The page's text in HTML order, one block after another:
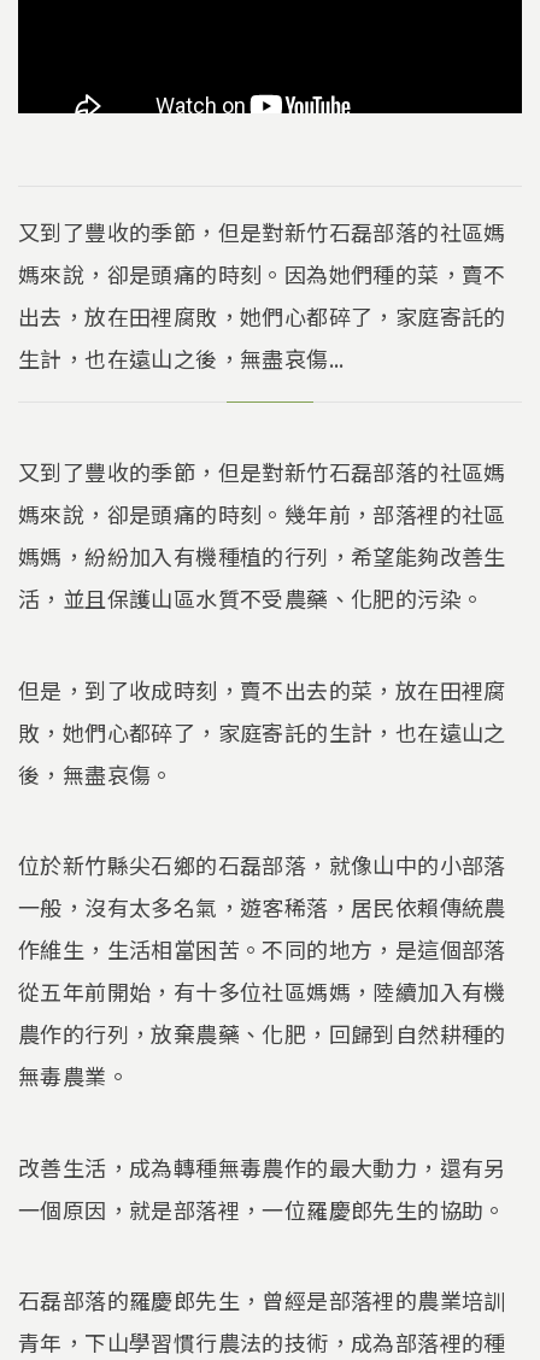
又到了豐收的季節，但是對新竹石磊部落的社區媽
媽來說，卻是頭痛的時刻。因為她們種的菜，賣不
出去，放在田裡腐敗，她們心都碎了，家庭寄託的
生計，也在遠山之後，無盡哀傷...
又到了豐收的季節，但是對新竹石磊部落的社區媽
媽來說，卻是頭痛的時刻。幾年前，部落裡的社區
媽媽，紛紛加入有機種植的行列，希望能夠改善生
活，並且保護山區水質不受農藥、化肥的污染。
但是，到了收成時刻，賣不出去的菜，放在田裡腐
敗，她們心都碎了，家庭寄託的生計，也在遠山之
後，無盡哀傷。
位於新竹縣尖石鄉的石磊部落，就像山中的小部落
一般，沒有太多名氣，遊客稀落，居民依賴傳統農
作維生，生活相當困苦。不同的地方，是這個部落
從五年前開始，有十多位社區媽媽，陸續加入有機
農作的行列，放棄農藥、化肥，回歸到自然耕種的
無毒農業。
改善生活，成為轉種無毒農作的最大動力，還有另
一個原因，就是部落裡，一位羅慶郎先生的協助。
石磊部落的羅慶郎先生，曾經是部落裡的農業培訓
青年，下山學習慣行農法的技術，成為部落裡的種